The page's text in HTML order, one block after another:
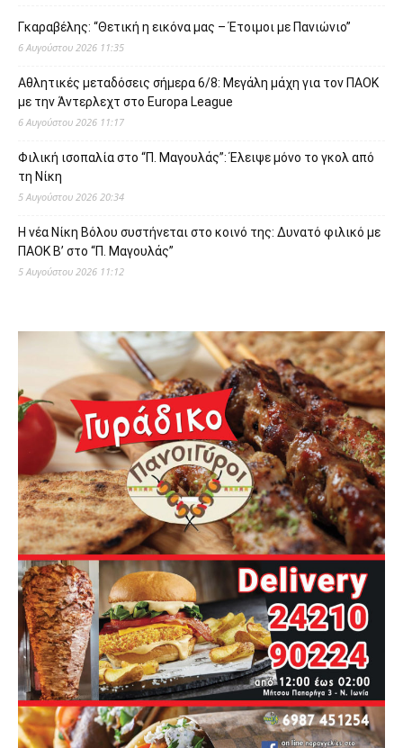
Γκαραβέλης: “Θετική η εικόνα μας – Έτοιμοι με Πανιώνιο”
6 Αυγούστου 2026 11:35
Αθλητικές μεταδόσεις σήμερα 6/8: Μεγάλη μάχη για τον ΠΑΟΚ
με την Άντερλεχτ στο Europa League
6 Αυγούστου 2026 11:17
Φιλική ισοπαλία στο “Π. Μαγουλάς”: Έλειψε μόνο το γκολ από
τη Νίκη
5 Αυγούστου 2026 20:34
Η νέα Νίκη Βόλου συστήνεται στο κοινό της: Δυνατό φιλικό με
ΠΑΟΚ Β’ στο “Π. Μαγουλάς”
5 Αυγούστου 2026 11:12